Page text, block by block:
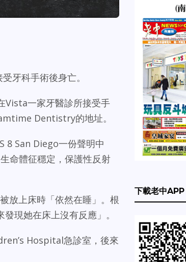
Powered By
牙科手術後身亡。
Vista一家牙醫診所接受手
Dentistry的地址。
San Diego一份聲明中
命體征穩定，保護性反射
放上床時「依然在睡」。根
現她在床上沒有反應」。
Hospital急診室，後來
下載老中APP